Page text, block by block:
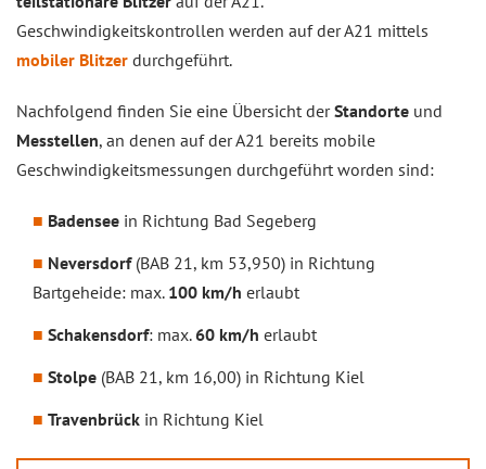
Geschwindigkeitskontrollen werden auf der A21 mittels
mobiler Blitzer durchgeführt.
Nachfolgend finden Sie eine Übersicht derStandorte und
Messtellen, an denen auf der A21 bereits mobile
Geschwindigkeitsmessungen durchgeführt worden sind:
Badensee in Richtung Bad Segeberg
Neversdorf (BAB 21, km 53,950) in Richtung
Bartgeheide: max. 100 km/h erlaubt
Schakensdorf: max.60 km/h erlaubt
Stolpe (BAB 21, km 16,00) in Richtung Kiel
Travenbrück in Richtung Kiel